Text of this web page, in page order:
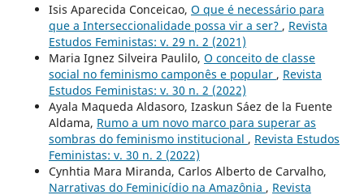
Isis Aparecida Conceicao, O que é necessário para
que a Interseccionalidade possa vir a ser? , Revista
Estudos Feministas: v. 29 n. 2 (2021)
Maria Ignez Silveira Paulilo, O conceito de classe
social no feminismo camponês e popular , Revista
Estudos Feministas: v. 30 n. 2 (2022)
Ayala Maqueda Aldasoro, Izaskun Sáez de la Fuente
Aldama, Rumo a um novo marco para superar as
sombras do feminismo institucional , Revista Estudos
Feministas: v. 30 n. 2 (2022)
Cynhtia Mara Miranda, Carlos Alberto de Carvalho,
Narrativas do Feminicídio na Amazônia , Revista